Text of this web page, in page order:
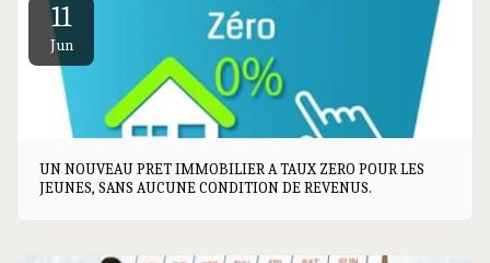
11
Jun
UN NOUVEAU PRET IMMOBILIER A TAUX ZERO POUR LES
JEUNES, SANS AUCUNE CONDITION DE REVENUS.